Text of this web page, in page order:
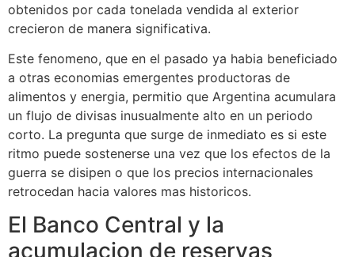
obtenidos por cada tonelada vendida al exterior
crecieron de manera significativa.
Este fenomeno, que en el pasado ya habia beneficiado
a otras economias emergentes productoras de
alimentos y energia, permitio que Argentina acumulara
un flujo de divisas inusualmente alto en un periodo
corto. La pregunta que surge de inmediato es si este
ritmo puede sostenerse una vez que los efectos de la
guerra se disipen o que los precios internacionales
retrocedan hacia valores mas historicos.
El Banco Central y la
acumulacion de reservas